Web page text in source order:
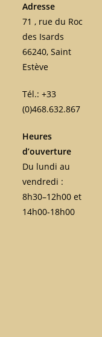
Adresse
71 , rue du Roc
des Isards
66240, Saint
Estève
Tél.: +33
(0)468.632.867
Heures
d’ouverture
Du lundi au
vendredi :
8h30–12h00 et
14h00-18h00